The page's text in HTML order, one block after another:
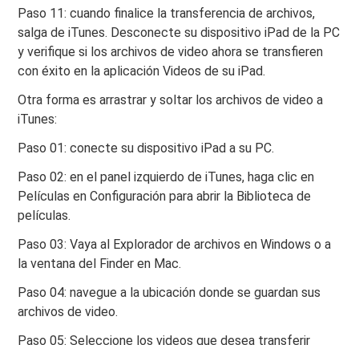
Paso 11: cuando finalice la transferencia de archivos,
salga de iTunes. Desconecte su dispositivo iPad de la PC
y verifique si los archivos de video ahora se transfieren
con éxito en la aplicación Videos de su iPad.
Otra forma es arrastrar y soltar los archivos de video a
iTunes:
Paso 01: conecte su dispositivo iPad a su PC.
Paso 02: en el panel izquierdo de iTunes, haga clic en
Películas en Configuración para abrir la Biblioteca de
películas.
Paso 03: Vaya al Explorador de archivos en Windows o a
la ventana del Finder en Mac.
Paso 04: navegue a la ubicación donde se guardan sus
archivos de video.
Paso 05: Seleccione los videos que desea transferir